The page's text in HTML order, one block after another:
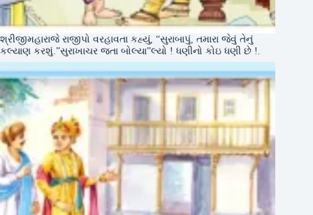
શ્રીજીમહારાજે રાજીપો વરહાવતા કહ્યું, “સુરાબાપું, તમારા જેવું તેનું
કલ્યાણ કરશું.”સુરાખાચર જતા બોલ્યા”લ્યો ! ધણીનો કોઇ ધણી છે !.